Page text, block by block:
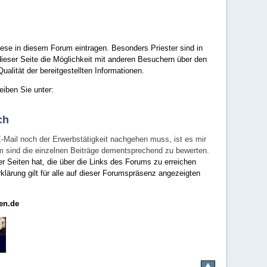
in diesem Forum eintragen. Besonders Priester sind in
Seite die Möglichkeit mit anderen Besuchern über den
der bereitgestellten Informationen.
Sie unter:
noch der Erwerbstätigkeit nachgehen muss, ist es mir
die einzelnen Beiträge dementsprechend zu bewerten.
Seiten hat, die über die Links des Forums zu erreichen
gilt für alle auf dieser Forumspräsenz angezeigten